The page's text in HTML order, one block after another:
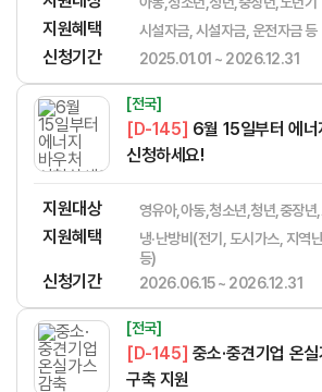
지원혜택 시설자금, 시설자금, 운전자금 등
신청기간 2025.01.01 ~ 2026.12.31
[전국]
[D-145]
신청하세요!
지원대상 영유아,아동,청소년,청년,중장년,
지원혜택
냉·난방비(전기, 도시가스, 지역
등)
신청기간 2026.06.15 ~ 2026.12.31
[전국]
[D-145]
구축 지원